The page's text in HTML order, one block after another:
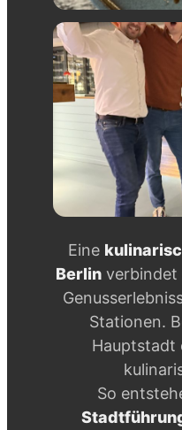
Eine
Berlin verbindet
Stationen.
Hauptstadt
So